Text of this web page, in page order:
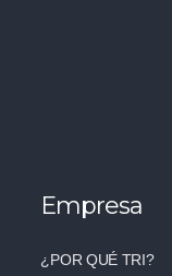
Empresa
¿POR QUÉ TRI?